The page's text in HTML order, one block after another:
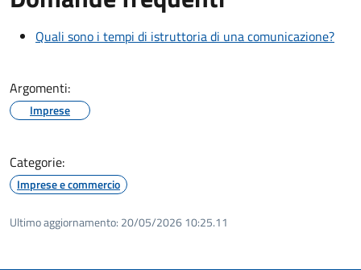
Quali sono i tempi di istruttoria di una comunicazione?
Argomenti:
Imprese
Categorie:
Imprese e commercio
Ultimo aggiornamento: 20/05/2026 10:25.11